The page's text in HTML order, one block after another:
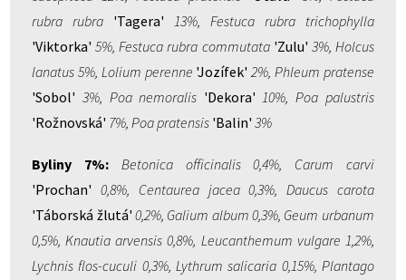
rubra rubra 'Tagera' 13%, Festuca rubra trichophylla
'Viktorka' 5%, Festuca rubra commutata 'Zulu' 3%, Holcus
lanatus 5%, Lolium perenne 'Jozífek' 2%, Phleum pratense
'Sobol' 3%, Poa nemoralis 'Dekora' 10%, Poa palustris
'Rožnovská' 7%, Poa pratensis 'Balin' 3%
Byliny 7%: Betonica officinalis 0,4%, Carum carvi
'Prochan' 0,8%, Centaurea jacea 0,3%, Daucus carota
'Táborská žlutá' 0,2%, Galium album 0,3%, Geum urbanum
0,5%, Knautia arvensis 0,8%, Leucanthemum vulgare 1,2%,
Lychnis flos-cuculi 0,3%, Lythrum salicaria 0,15%, Plantago